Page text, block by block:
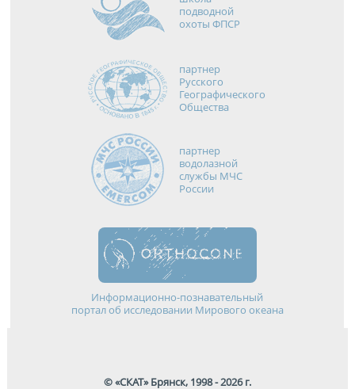
подводной
охоты ФПСР
партнер
Русского
Географического
Общества
партнер
водолазной
службы МЧС
России
Информационно-познавательный
портал об исследовании Мирового океана
© «СКАТ» Брянск, 1998 - 2026 г.